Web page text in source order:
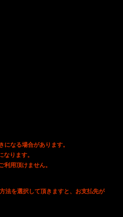
なる場合があります。
ります。
用頂けません。
法を選択して頂きますと、お支払先が